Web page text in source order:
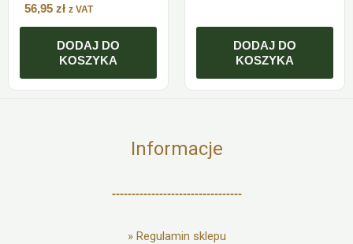
56,95 zł z VAT
DODAJ DO
KOSZYKA
DODAJ DO
KOSZYKA
Informacje
---------------------------------
» Regulamin sklepu